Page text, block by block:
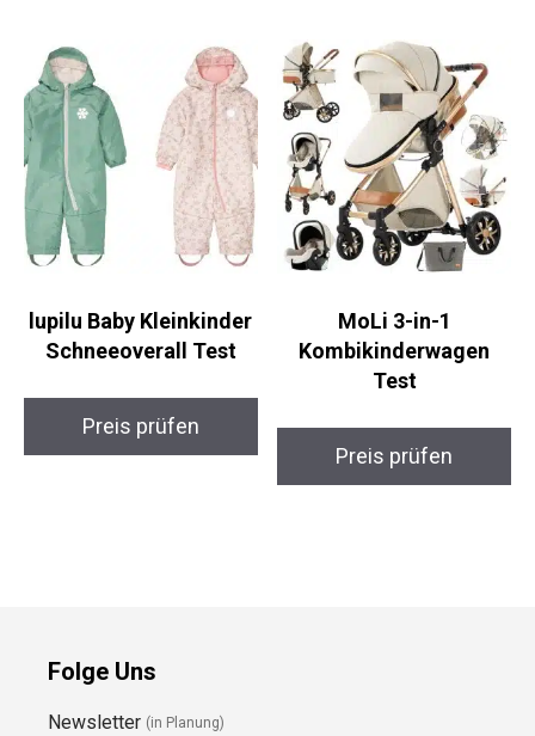
lupilu Baby Kleinkinder
Schneeoverall Test
Preis prüfen
MoLi 3-in-1
Kombikinderwagen
Test
Preis prüfen
Folge Uns
Newsletter (in Planung)